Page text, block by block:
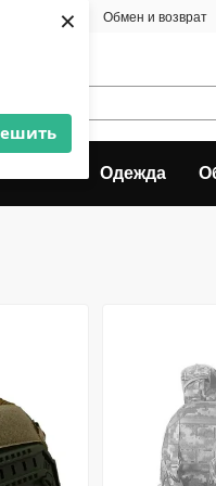
×
и доставка Обмен и возврат
Одежда